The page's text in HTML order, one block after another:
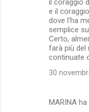
e il
dove l'ha
semplice
Certo,
farà più del
continuate
30
MARINA ha